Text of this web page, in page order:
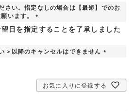
須
さい。指定なしの場合は【最短】でのお
います。
(
必
)
日を指定することを了承しました
＞以降のキャンセルはできません
須
)
お気に入りに登録する